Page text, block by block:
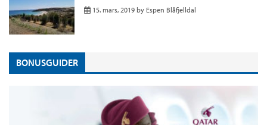
15. mars, 2019 by Espen Blåfjelldal
BONUSGUIDER